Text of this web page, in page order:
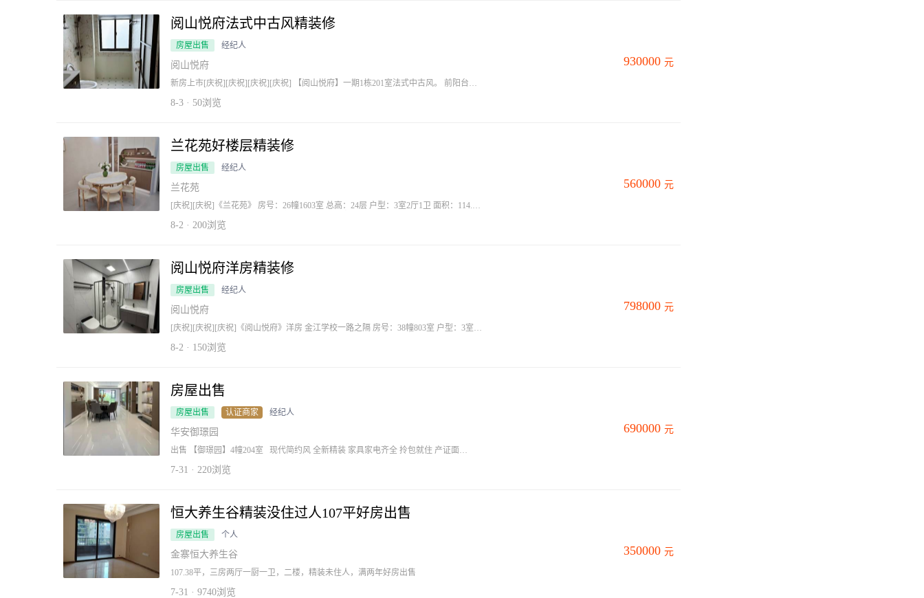
阅山悦府法式中古风精装修
房屋出售 经纪人
阅山悦府
新房上市[庆祝][庆祝][庆祝][庆祝] 【阅山悦府】一期1栋201室法式中古风。 前阳台带
一户（东边户） 九牧卫浴，美的空调，美菱嵌入式冰箱，创维电视，直通地下车库 精
8-3 · 50浏览
930000 元
兰花苑好楼层精装修
房屋出售 经纪人
兰花苑
[庆祝][庆祝]《兰花苑》 房号：26幢1603室 总高：24层 户型：3室2厅1卫 面积：114.91
8-2 · 200浏览
560000 元
阅山悦府洋房精装修
房屋出售 经纪人
阅山悦府
[庆祝][庆祝][庆祝]《阅山悦府》洋房 金江学校一路之隔 房号：38幢803室 户型：3室2
8-2 · 150浏览
798000 元
房屋出售
房屋出售 认证商家 经纪人
华安御璟园
出售 【御璟园】4幢204室 现代简约风 全新精装 家具家电齐全 拎包就住 产证面
祝][勾引][勾引][勾引][拥抱][拥抱]
7-31 · 220浏览
690000 元
恒大养生谷精装没住过人107平好房出售
房屋出售 个人
金寨恒大养生谷
107.38平，三房两厅一厨一卫，二楼，精装未住人，满两年好房出售
7-31 · 9740浏览
350000 元